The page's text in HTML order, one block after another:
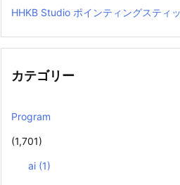
HHKB Studio ポインティングスティ
カテゴリー
Program
(1,701)
ai (1)